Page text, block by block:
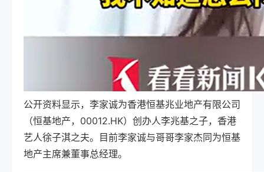
公开资料显示， 李家诚为香港恒基兆业地产有限公司
（恒基地产，00012.HK）创办人李兆基之子，香港
艺人徐子淇之夫。目前李家诚与哥哥李家杰同为恒基
地产主席兼董事总经理。